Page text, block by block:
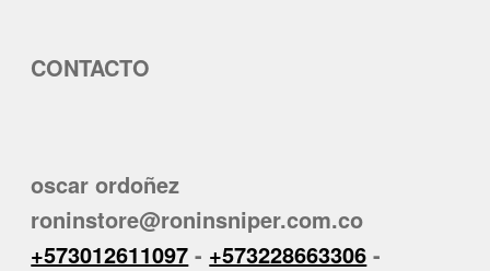
CONTACTO
oscar ordoñez
roninstore@roninsniper.com.co
+573012611097 - +573228663306 -